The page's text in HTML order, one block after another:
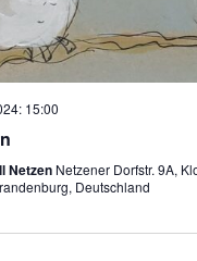
15:00
Netzen Netzener Dorfstr. 9A,
Deutschland